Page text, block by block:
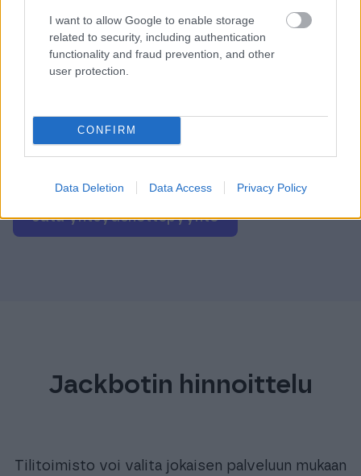
I want to allow Google to enable storage
related to security, including authentication
functionality and fraud prevention, and other
user protection.
CONFIRM
Data Deletion Data Access Privacy Policy
Jätä yhteydenottopyyntö alla olevasta
painikkeesta
Jackbotin yhdyshenkilöt ovat sinuun
Tilitoimistosi listaa palvelun piiriin tulevat
asiakkaansa
Jätä yhteydenottopyyntö
Jackbotin hinnoittelu
Tilitoimisto voi valita jokaisen palveluun mukaan